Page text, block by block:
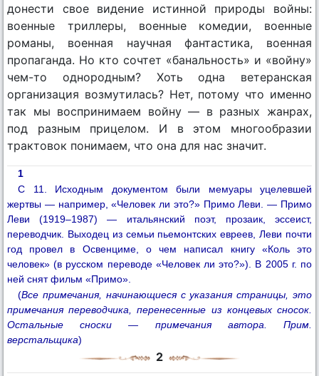
донести свое видение истинной природы войны:
военные триллеры, военные комедии, военные
романы, военная научная фантастика, военная
пропаганда. Но кто сочтет «банальность» и «войну»
чем-то однородным? Хоть одна ветеранская
организация возмутилась? Нет, потому что именно
так мы воспринимаем войну — в разных жанрах,
под разным прицелом. И в этом многообразии
трактовок понимаем, что она для нас значит.
1
С 11. Исходным документом были мемуары уцелевшей
жертвы — например, «Человек ли это?» Примо Леви. — Примо
Леви (1919–1987) — итальянский поэт, прозаик, эссеист,
переводчик. Выходец из семьи пьемонтских евреев, Леви почти
год провел в Освенциме, о чем написал книгу «Коль это
человек» (в русском переводе «Человек ли это?»). В 2005 г. по
ней снят фильм «Примо».
(Все примечания, начинающиеся с указания страницы, это
примечания переводчика, перенесенные из концевых сносок.
Остальные сноски — примечания автора. Прим.
верстальщика)
2